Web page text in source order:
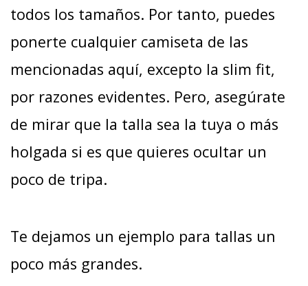
todos los tamaños. Por tanto, puedes
ponerte cualquier camiseta de las
mencionadas aquí, excepto la slim fit,
por razones evidentes. Pero, asegúrate
de mirar que la talla sea la tuya o más
holgada si es que quieres ocultar un
poco de tripa.
Te dejamos un ejemplo para tallas un
poco más grandes.